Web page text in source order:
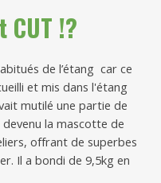
CUT !?
de l’étang car ce
et mis dans l'étang
mutilé une partie de
la mascotte de
offrant de superbes
Il a bondi de 9,5kg en